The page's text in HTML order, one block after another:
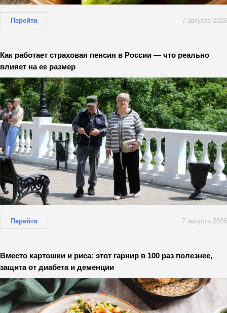
Перейти 7 августа 2026
Как работает страховая пенсия в России — что реально
влияет на ее размер
Перейти 7 августа 2026
Вместо картошки и риса: этот гарнир в 100 раз полезнее,
защита от диабета и деменции